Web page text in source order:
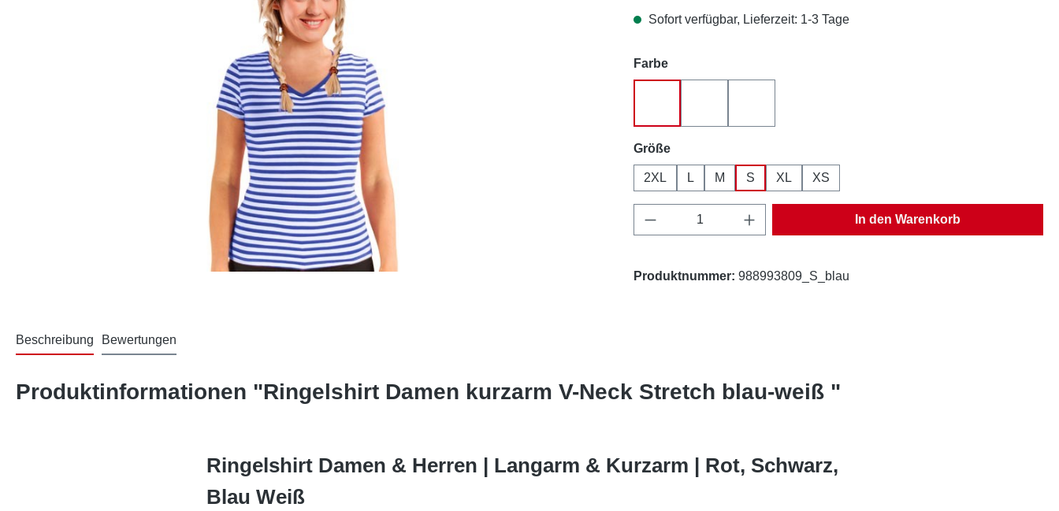
Sofort verfügbar, Lieferzeit: 1-3 Tage
Farbeauswählen
Größeauswählen
2XL L M S XL XS
Produkt Anzahl: Gib den gewünschten Wert ein
In den Warenkorb
Produktnummer: 988993809_S_blau
Beschreibung Bewertungen
Produktinformationen "Ringelshirt Damen kurzarm V-Neck Stretch blau-weiß "
Ringelshirt Damen & Herren | Langarm & Kurzarm | Rot, Schwarz,
Blau Weiß